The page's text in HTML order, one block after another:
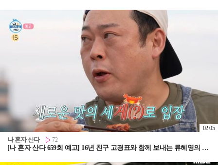
나 혼자 산다 72
[나 혼자 산다 659회 예고] 16년 친구 고경표와 함께 보내는 류혜영의 여름🌞 & 배고픈 덩어리들을 위한 구성환의 쿠마카세 풀코스!🍖, MBC 260807 방송
02:05